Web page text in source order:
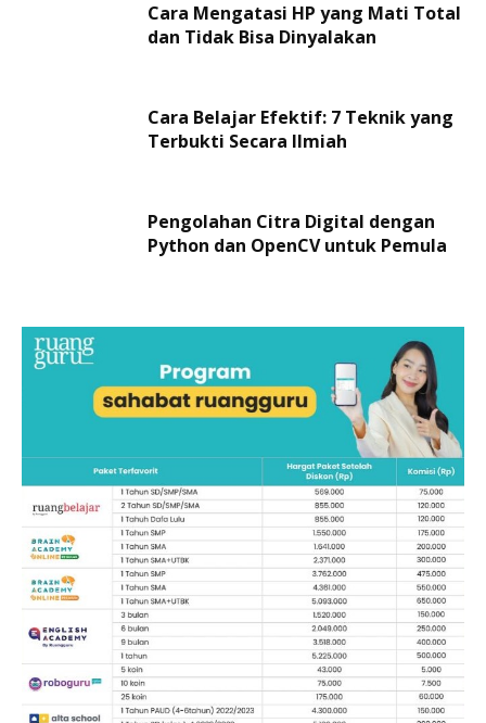
Cara Mengatasi HP yang Mati Total
dan Tidak Bisa Dinyalakan
Cara Belajar Efektif: 7 Teknik yang
Terbukti Secara Ilmiah
Pengolahan Citra Digital dengan
Python dan OpenCV untuk Pemula